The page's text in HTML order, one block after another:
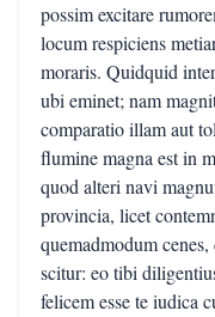
possim excitare
locum respiciens
moraris. Quidquid
ubi eminet; nam
comparatio illam aut
flumine magna est in
quod alteri navi
provincia, licet
quemadmodum
scitur: eo tibi
felicem esse te iudica